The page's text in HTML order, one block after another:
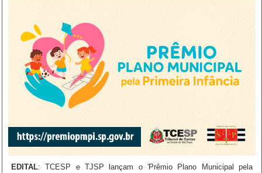
EDITAL: TCESP e TJSP lançam o 'Prêmio Plano Municipal pela
AGOSTO LILÁS:
HOMENAGEM:
VISITA:
EVENTO:
PARTICIPE: